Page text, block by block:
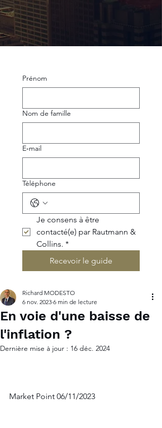
Prénom
Nom de famille
E‑mail
Téléphone
Je consens à être
contacté(e) par Rautmann &
Collins. *
Recevoir le guide
En voie d'une baisse de
l'inflation ?
Richard MODESTO
6 nov. 2023 6 min de lecture
Dernière mise à jour : 16 déc. 2024
Market Point 06/11/2023